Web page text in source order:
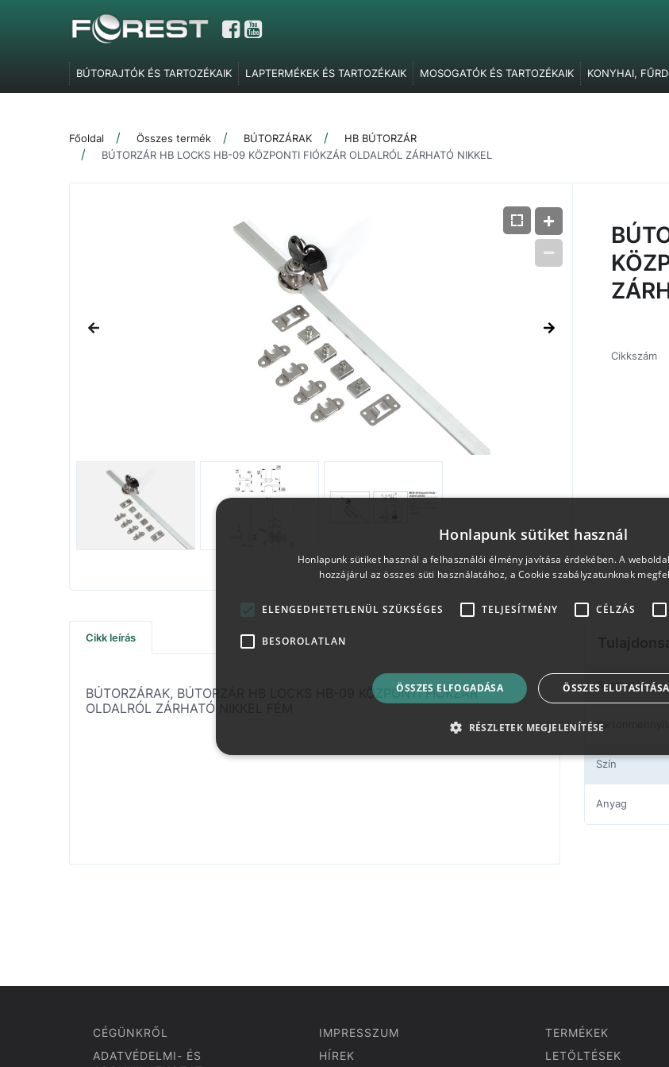
BÚTORAJTÓK ÉS TARTOZÉKAIK LAPTERMÉKEK ÉS TARTOZÉKAIK MOSOGATÓK ÉS TARTOZÉKAIK
KONYHAI,
GARDRÓBELEMEK, POLCTARTÓK ÉS SZOBAI KIEGÉSZÍTŐK
BÚTORVILÁGÍTÁS FOGANTYÚK, FOGASOK
SZERELVÉNYEK
IRODABÚTOR TARTOZÉKOK ÉLZÁRÓK RAGASZTÁS, JAVÍTÁS, CSAVARTAKARÓK
Főoldal Összes termék BÚTORZÁRAK
HB BÚTORZÁR
BÚTORZÁR HB LOCKS HB-09 KÖZPONTI FIÓKZÁR OLDALRÓL ZÁRHATÓ NIKKEL
Cikkszám
Cikk leírás
BÚTORZÁRAK, BÚTORZÁR HB LOCKS HB-09 KÖZPONTI FIÓKZÁR
OLDALRÓL ZÁRHATÓ NIKKEL FÉM
Bontható
Szín
Anyag
CÉGÜNKRŐL
ADATVÉDELMI- ÉS
IMPRESSZUM
HÍREK
TERMÉKEK
LETÖLTÉSEK
Honlapunk sütiket használ
Honlapunk sütiket használ a felhasználói élmény javítása érdekében. A
hozzájárul az összes süti használatához, a Cookie szabályzatunknak
ELENGEDHETETLENÜL SZÜKSÉGES TELJESÍTMÉNY CÉLZÁS
BESOROLATLAN
ÖSSZES ELFOGADÁSA ÖSSZES ELUTASÍTÁSA
RÉSZLETEK MEGJELENÍTÉSE